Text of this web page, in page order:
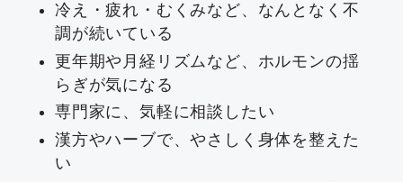
冷え・疲れ・むくみなど、なんとなく不
調が続いている
更年期や月経リズムなど、ホルモンの揺
らぎが気になる
専門家に、気軽に相談したい
漢方やハーブで、やさしく身体を整えた
い